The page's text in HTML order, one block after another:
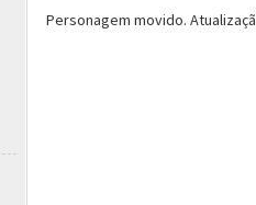
Personagem movido.